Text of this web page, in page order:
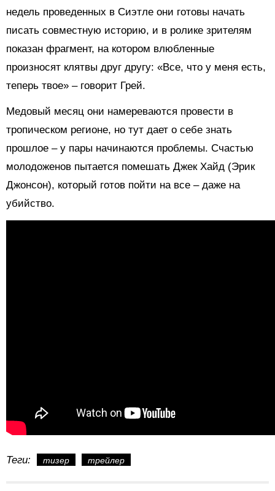
недель проведенных в Сиэтле они готовы начать
писать совместную историю, и в ролике зрителям
показан фрагмент, на котором влюбленные
произносят клятвы друг другу: «Все, что у меня есть,
теперь твое» – говорит Грей.
Медовый месяц они намереваются провести в
тропическом регионе, но тут дает о себе знать
прошлое – у пары начинаются проблемы. Счастью
молодоженов пытается помешать Джек Хайд (Эрик
Джонсон), который готов пойти на все – даже на
убийство.
Теги: тизер трейлер